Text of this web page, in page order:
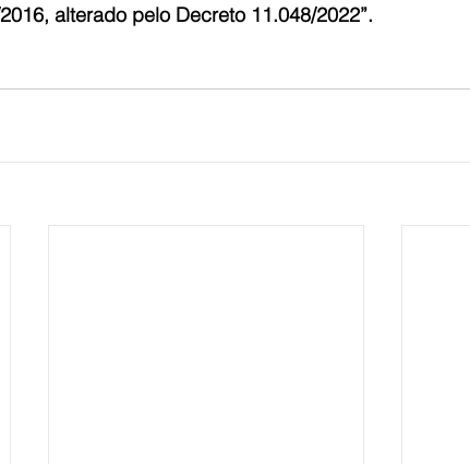
alterado pelo Decreto 11.048/2022”.